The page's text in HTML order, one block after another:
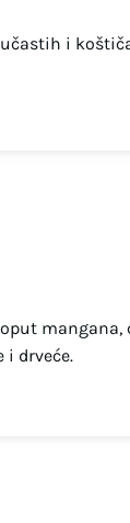
i
drveće.